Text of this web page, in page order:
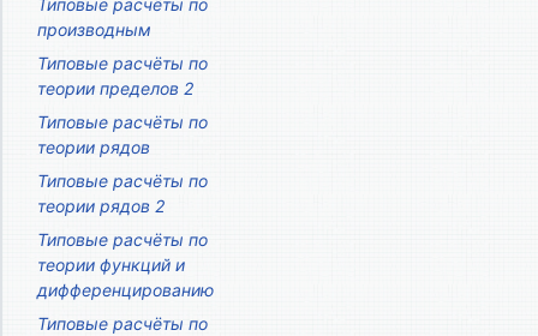
производным
Типовые расчёты по
теории пределов 2
Типовые расчёты по
теории рядов
Типовые расчёты по
теории рядов 2
Типовые расчёты по
теории функций и
дифференцированию
Типовые расчёты по